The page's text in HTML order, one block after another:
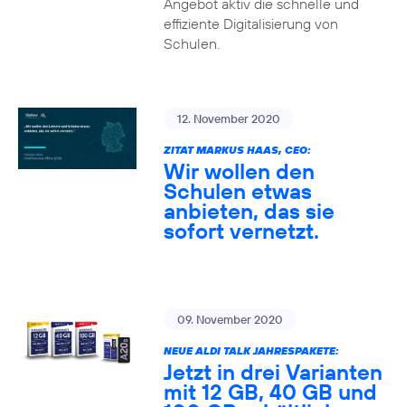
Angebot aktiv die schnelle und
effiziente Digitalisierung von
Schulen.
12. November 2020
ZITAT MARKUS HAAS, CEO:
Wir wollen den
Schulen etwas
anbieten, das sie
sofort vernetzt.
09. November 2020
NEUE ALDI TALK JAHRESPAKETE:
Jetzt in drei Varianten
mit 12 GB, 40 GB und